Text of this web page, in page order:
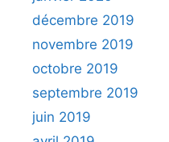
décembre 2019
novembre 2019
octobre 2019
septembre 2019
juin 2019